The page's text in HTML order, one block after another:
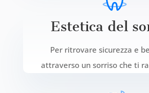
Estetica del
Per ritrovare sicurezza e
attraverso un sorriso che ti